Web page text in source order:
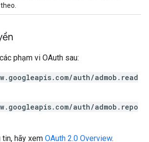
phạm vi OAuth sau:
auth/admob.read
auth/admob.repo
hãy xem OAuth 2.0 Overview.